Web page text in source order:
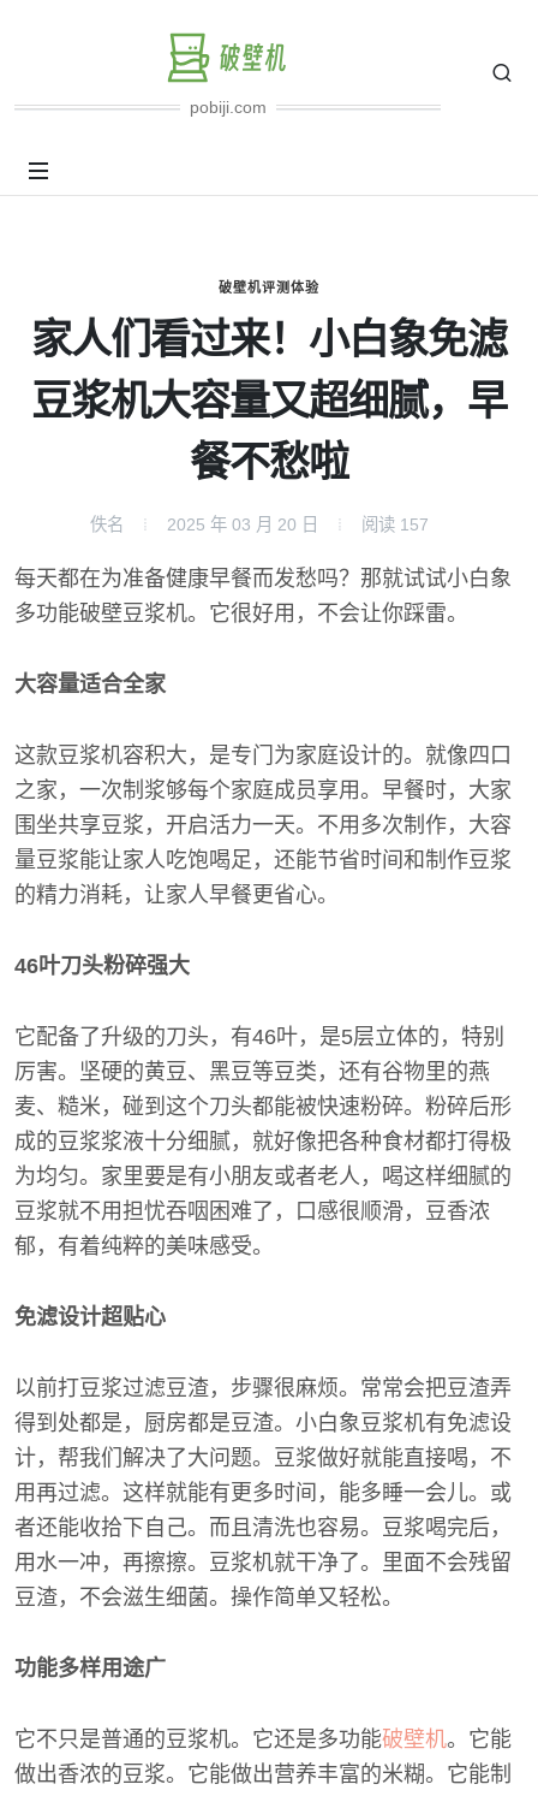
pobiji.com
破壁机评测体验
家人们看过来！小白象免滤
豆浆机大容量又超细腻，早
餐不愁啦
佚名 2025 年 03 月 20 日 阅读 157
每天都在为准备健康早餐而发愁吗？那就试试小白象
多功能破壁豆浆机。它很好用，不会让你踩雷。
大容量适合全家
这款豆浆机容积大，是专门为家庭设计的。就像四口
之家，一次制浆够每个家庭成员享用。早餐时，大家
围坐共享豆浆，开启活力一天。不用多次制作，大容
量豆浆能让家人吃饱喝足，还能节省时间和制作豆浆
的精力消耗，让家人早餐更省心。
46叶刀头粉碎强大
它配备了升级的刀头，有46叶，是5层立体的，特别
厉害。坚硬的黄豆、黑豆等豆类，还有谷物里的燕
麦、糙米，碰到这个刀头都能被快速粉碎。粉碎后形
成的豆浆浆液十分细腻，就好像把各种食材都打得极
为均匀。家里要是有小朋友或者老人，喝这样细腻的
豆浆就不用担忧吞咽困难了，口感很顺滑，豆香浓
郁，有着纯粹的美味感受。
免滤设计超贴心
以前打豆浆过滤豆渣，步骤很麻烦。常常会把豆渣弄
得到处都是，厨房都是豆渣。小白象豆浆机有免滤设
计，帮我们解决了大问题。豆浆做好就能直接喝，不
用再过滤。这样就能有更多时间，能多睡一会儿。或
者还能收拾下自己。而且清洗也容易。豆浆喝完后，
用水一冲，再擦擦。豆浆机就干净了。里面不会残留
豆渣，不会滋生细菌。操作简单又轻松。
功能多样用途广
它不只是普通的豆浆机。它还是多功能破壁机。它能
做出香浓的豆浆。它能做出营养丰富的米糊。它能制